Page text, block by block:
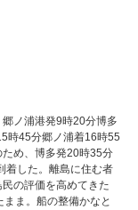
ノ浦港発9時20分博多
時45分郷ノ浦着16時55
め、博多発20時35分
着した。離島に住む者
の評価を高めてきた
ま。船の整備かなと